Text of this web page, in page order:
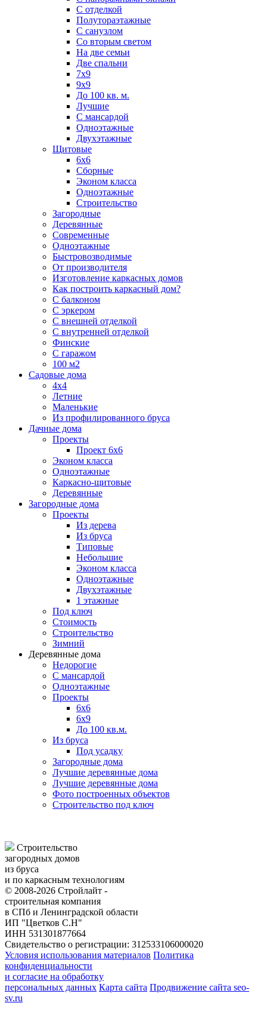
С отделкой
Полутораэтажные
С санузлом
Со вторым светом
На две семьи
Две спальни
7х9
9х9
До 100 кв. м.
Лучшие
С мансардой
Одноэтажные
Двухэтажные
Щитовые
6х6
Сборные
Эконом класса
Одноэтажные
Строительство
Загородные
Деревянные
Современные
Одноэтажные
Быстровозводимые
От производителя
Изготовление каркасных домов
Как построить каркасный дом?
С балконом
С эркером
С внешней отделкой
С внутренней отделкой
Финские
С гаражом
100 м2
Садовые дома
4х4
Летние
Маленькие
Из профилированного бруса
Дачные дома
Проекты
Проект 6х6
Эконом класса
Одноэтажные
Каркасно-щитовые
Деревянные
Загородные дома
Проекты
Из дерева
Из бруса
Типовые
Небольшие
Эконом класса
Одноэтажные
Двухэтажные
1 этажные
Под ключ
Стоимость
Строительство
Зимний
Деревянные дома
Недорогие
С мансардой
Одноэтажные
Проекты
6х6
6х9
До 100 кв.м.
Из бруса
Под усадку
Загородные дома
Лучшие деревянные дома
Лучшие деревянные дома
Фото построенных объектов
Строительство под ключ
Строительство
загородных домов
из бруса
и по каркасным технологиям
© 2008-2026 Стройлайт -
строительная компания
в СПб и Ленинградской области
ИП "Цветков С.Н"
ИНН 531301877664
Свидетельство о регистрации: 312533106000020
Условия использования материалов Политика
конфиденциальности
и согласие на обработку
персональных данных Карта сайта Продвижение сайта seo-
sv.ru